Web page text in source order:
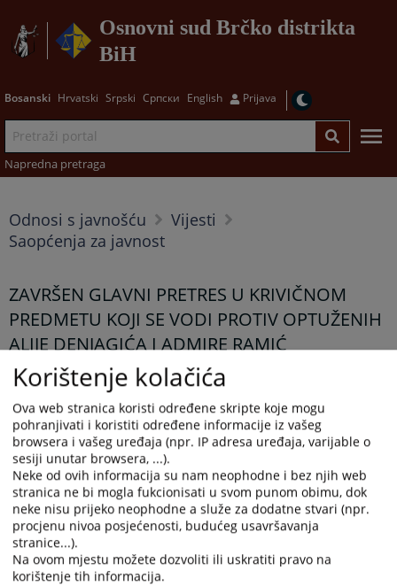
Osnovni sud Brčko distrikta
BiH
Bosanski Hrvatski Srpski Српски English Prijava
Napredna pretraga
Odnosi s javnošću
Vijesti
Saopćenja za javnost
ZAVRŠEN GLAVNI PRETRES U KRIVIČNOM
PREDMETU KOJI SE VODI PROTIV OPTUŽENIH
ALIJE DENJAGIĆA I ADMIRE RAMIĆ
22.04.2026.
Saopštenje možete preuzetiOVDJE.
Prikazana vijest je na: Bosanski jezik
Prateći dokumenti
Saopcenje za javnost
Korištenje kolačića
Ova web stranica koristi određene skripte koje mogu
pohranjivati i koristiti određene informacije iz vašeg
browsera i vašeg uređaja (npr. IP adresa uređaja, varijable o
sesiji unutar browsera, ...).
Neke od ovih informacija su nam neophodne i bez njih web
stranica ne bi mogla fukcionisati u svom punom obimu, dok
neke nisu prijeko neophodne a služe za dodatne stvari (npr.
procjenu nivoa posjećenosti, budućeg usavršavanja
stranice...).
Na ovom mjestu možete dozvoliti ili uskratiti pravo na
korištenje tih informacija.